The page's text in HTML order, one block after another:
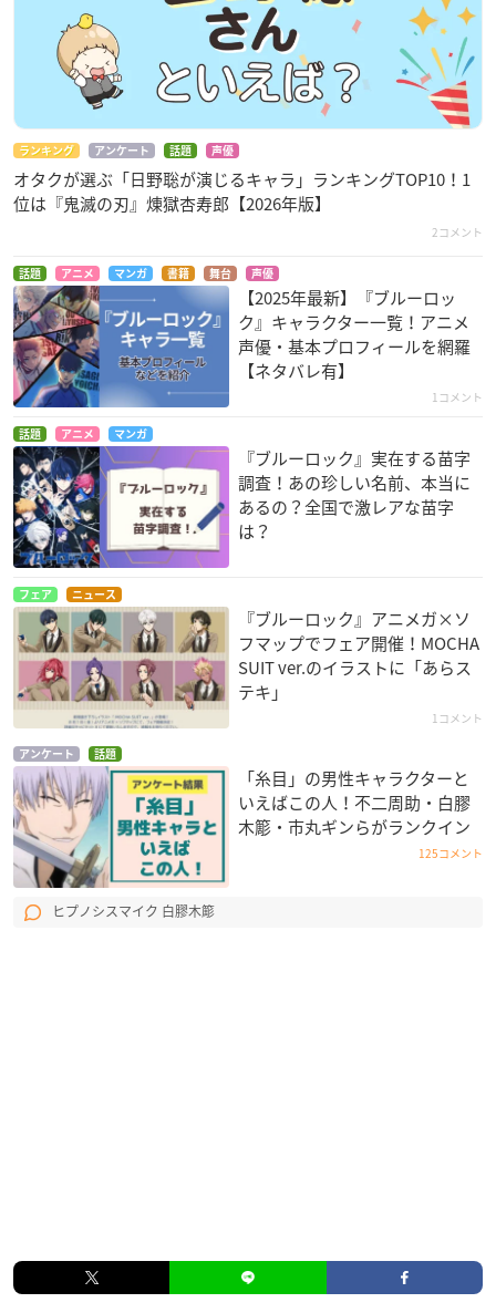
ランキング アンケート 話題 声優
オタクが選ぶ「日野聡が演じるキャラ」ランキングTOP10！1
位は『鬼滅の刃』煉󠄁獄杏寿郎【2026年版】
2コメント
話題 アニメ マンガ 書籍 舞台 声優
【2025年最新】『ブルーロッ
ク』キャラクター一覧！アニメ
声優・基本プロフィールを網羅
【ネタバレ有】
1コメント
話題 アニメ マンガ
『ブルーロック』実在する苗字
調査！あの珍しい名前、本当に
あるの？全国で激レアな苗字
は？
フェア ニュース
『ブルーロック』アニメガ×ソ
フマップでフェア開催！MOCHA
SUIT ver.のイラストに「あらス
テキ」
1コメント
アンケート 話題
「糸目」の男性キャラクターと
いえばこの人！不二周助・白膠
木簓・市丸ギンらがランクイン
125コメント
ヒプノシスマイク 白膠木簓